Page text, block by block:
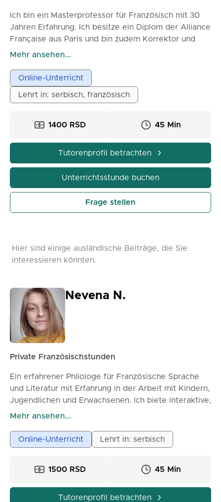
Ich bin ein Masterprofessor für Französisch mit 30
Jahren Erfahrung. Ich besitze ein Diplom der Alliance
Française aus Paris und bin zudem Korrektor und
Prüfer für die internationalen DELF/DALF-Prüfungen.
Vorschulniveau bis hin zu Geschäftsfranzösisch.
Mehr ansehen...
Online-Unterricht
Lehrt in: serbisch, französisch
1400 RSD 45 Min
Tutorenprofil betrachten
Unterrichtsstunde buchen
Frage stellen
Hier sind einige ausländische Beiträge, die Sie
interessieren könnten.
Nevena N.
Private Französischstunden
Ein erfahrener Philologe für Französische Sprache
und Literatur mit Erfahrung in der Arbeit mit Kindern,
Jugendlichen und Erwachsenen. Ich biete interaktive,
online Unterrichtsstunden an, die auf das Niveau, die
sind. Der Fokus liegt von Anfang an auf Sprechen
und Verstehen, mit einem klar strukturierten, aber
praktische Beispiele und Alltagssituationen, ohne
Wiederholung, Arbeit durch Dialog und konkrete
Mehr ansehen...
Online-Unterricht Lehrt in: serbisch
1500 RSD 45 Min
Tutorenprofil betrachten